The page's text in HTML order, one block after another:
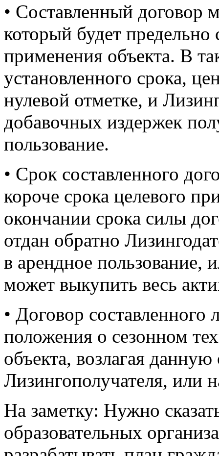
• Составленный договор
который будет
применения объекта. В
установленного срока,
нулевой отметке, и
добавочных издержек
пользование.
• Срок составленного
короче срока целевого
окончании срока силы
отдан обратно
в арендное пользование,
может выкупить весь
• Договор составленного
положения о сезонном
объекта, возлагая
Лизингополучателя, или
На заметку: Нужно
образовательных